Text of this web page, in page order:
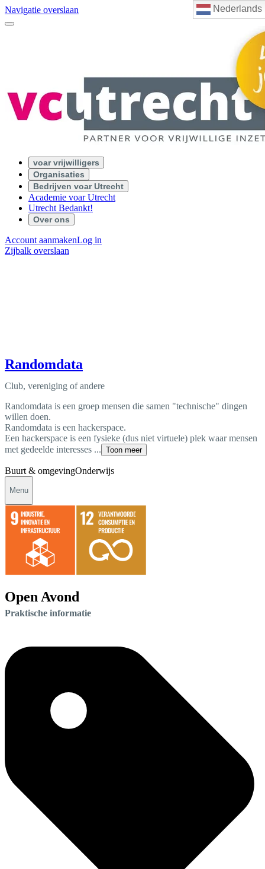
Nederlands
Navigatie overslaan
voar vrijwilligers
Organisaties
Bedrijven voar Utrecht
Academie voar Utrecht
Utrecht Bedankt!
Over ons
Account aanmakenLog in
Zijbalk overslaan
Randomdata
Club, vereniging of andere
Randomdata is een groep mensen die samen "technische" dingen
willen doen.
Randomdata is een hackerspace.
Een hackerspace is een fysieke (dus niet virtuele) plek waar mensen
met gedeelde interesses ... Toon meer
Buurt & omgevingOnderwijs
Menu
Open Avond
Praktische informatie